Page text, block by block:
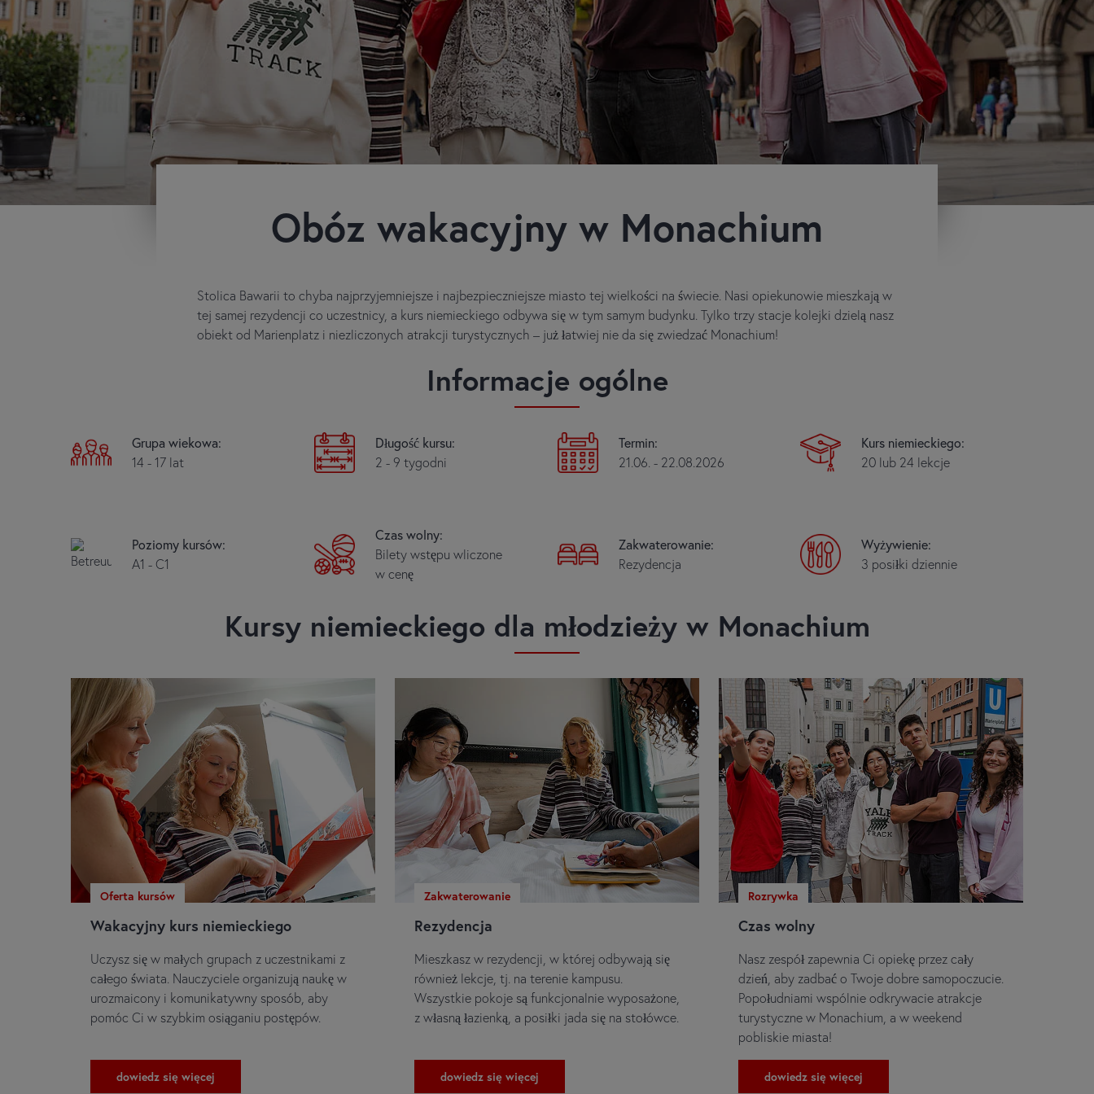
Obóz wakacyjny w Monachium
Stolica Bawarii to chyba najprzyjemniejsze i najbezpieczniejsze miasto tej wielkości na świecie. Nasi opiekunowie mieszkają w
tej samej rezydencji co uczestnicy, a kurs niemieckiego odbywa się w tym samym budynku. Tylko trzy stacje kolejki dzielą nasz
obiekt od Marienplatz i niezliczonych atrakcji turystycznych – już łatwiej nie da się zwiedzać Monachium!
Informacje ogólne
Grupa wiekowa:
14 - 17 lat
Długość kursu:
2 - 9 tygodni
Termin:
21.06. - 22.08.2026
Kurs niemieckiego:
20 lub 24 lekcje
Poziomy kursów:
A1 - C1
Czas wolny:
Bilety wstępu wliczone
w cenę
Zakwaterowanie:
Rezydencja
Wyżywienie:
3 posiłki dziennie
Kursy niemieckiego dla młodzieży w Monachium
Oferta kursów
Wakacyjny kurs niemieckiego
Uczysz się w małych grupach z uczestnikami z
całego świata. Nauczyciele organizują naukę w
urozmaicony i komunikatywny sposób, aby
pomóc Ci w szybkim osiąganiu postępów.
dowiedz się więcej
Zakwaterowanie
Rezydencja
Mieszkasz w rezydencji, w której odbywają się
również lekcje, tj. na terenie kampusu.
Wszystkie pokoje są funkcjonalnie wyposażone,
z własną łazienką, a posiłki jada się na stołówce.
dowiedz się więcej
Rozrywka
Czas wolny
Nasz zespół zapewnia Ci opiekę przez cały
dzień, aby zadbać o Twoje dobre samopoczucie.
Popołudniami wspólnie odkrywacie atrakcje
turystyczne w Monachium, a w weekend
pobliskie miasta!
dowiedz się więcej